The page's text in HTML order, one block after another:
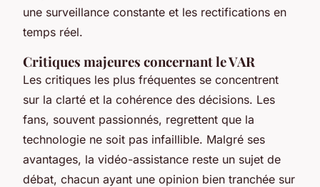
une surveillance constante et les rectifications en
temps réel.
Critiques majeures concernant le VAR
Les critiques les plus fréquentes se concentrent
sur la clarté et la cohérence des décisions. Les
fans, souvent passionnés, regrettent que la
technologie ne soit pas infaillible. Malgré ses
avantages, la vidéo-assistance reste un sujet de
débat, chacun ayant une opinion bien tranchée sur